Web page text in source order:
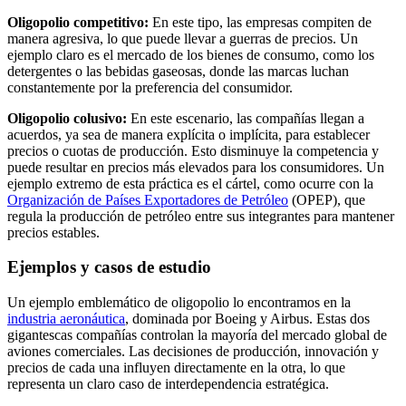
Oligopolio competitivo: En este tipo, las empresas compiten de
manera agresiva, lo que puede llevar a guerras de precios. Un
ejemplo claro es el mercado de los bienes de consumo, como los
detergentes o las bebidas gaseosas, donde las marcas luchan
constantemente por la preferencia del consumidor.
Oligopolio colusivo: En este escenario, las compañías llegan a
acuerdos, ya sea de manera explícita o implícita, para establecer
precios o cuotas de producción. Esto disminuye la competencia y
puede resultar en precios más elevados para los consumidores. Un
ejemplo extremo de esta práctica es el cártel, como ocurre con la
Organización de Países Exportadores de Petróleo (OPEP), que
regula la producción de petróleo entre sus integrantes para mantener
precios estables.
Ejemplos y casos de estudio
Un ejemplo emblemático de oligopolio lo encontramos en la
industria aeronáutica, dominada por Boeing y Airbus. Estas dos
gigantescas compañías controlan la mayoría del mercado global de
aviones comerciales. Las decisiones de producción, innovación y
precios de cada una influyen directamente en la otra, lo que
representa un claro caso de interdependencia estratégica.